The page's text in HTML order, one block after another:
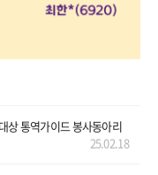
상 통역가이드 봉사동아리
25.02.18